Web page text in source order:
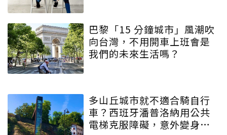
巴黎「15 分鐘城市」風潮吹
向台灣，不用開車上班會是
我們的未來生活嗎？
多山丘城市就不適合騎自行
車？西班牙潘普洛納用公共
電梯克服障礙，意外變身自